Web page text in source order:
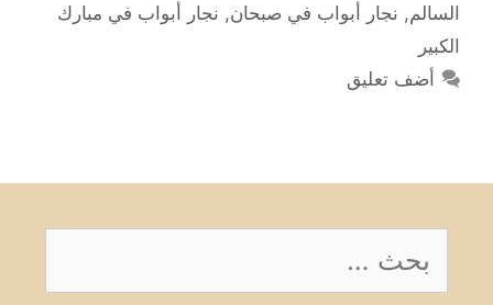
السالم, نجار أبواب في صبحان, نجار أبواب في مبارك
الكبير
أضف تعليق
عن: